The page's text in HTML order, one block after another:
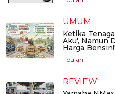
UMUM
Ketika
Aku', Namun
Harga Bensin!'
1 bulan
REVIEW